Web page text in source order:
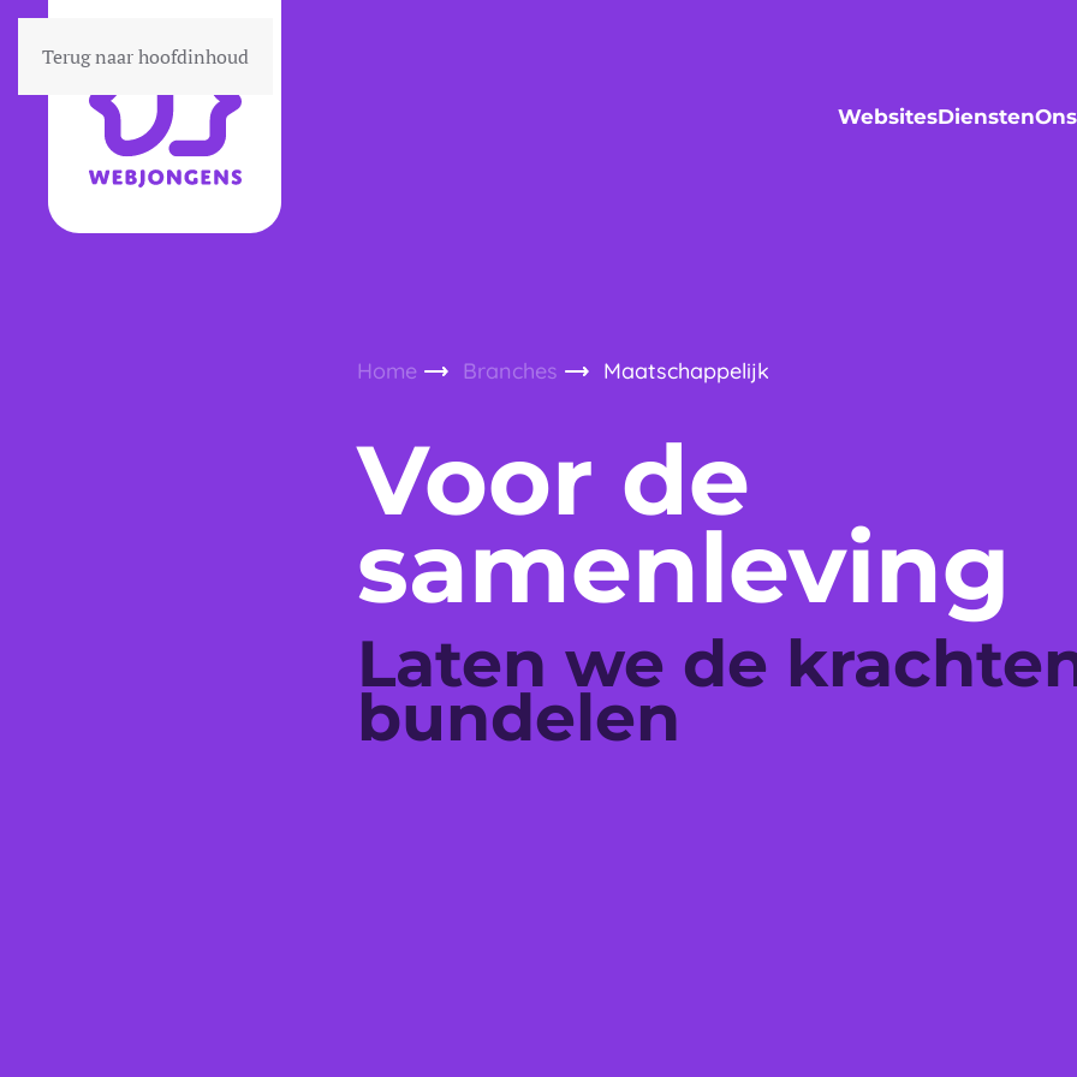
Terug naar hoofdinhoud
WebsitesDiensten
Home Branches Maatschappelijk
Voor de
samenleving
Laten we de
bundelen